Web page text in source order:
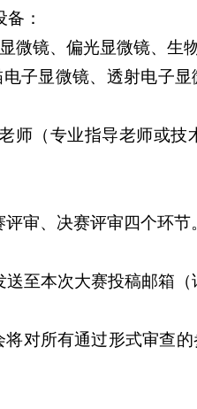
：
微镜、偏光显微镜、生
子显微镜、透射电子
师（专业指导老师或
审、决赛评审四个环节。
至本次大赛投稿邮箱
对所有通过形式审查